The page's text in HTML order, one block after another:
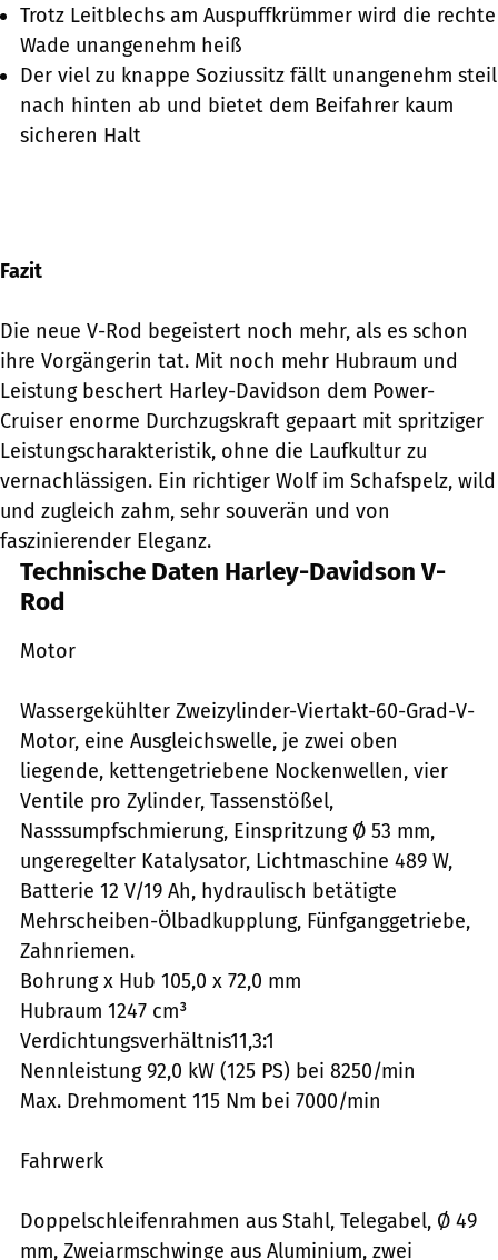
Trotz Leitblechs am Auspuffkrümmer wird die rechte
Wade unangenehm heiß
Der viel zu knappe Soziussitz fällt unangenehm steil
nach hinten ab und bietet dem Beifahrer kaum
sicheren Halt
Fazit
Die neue V-Rod begeistert noch mehr, als es schon
ihre Vorgängerin tat. Mit noch mehr Hubraum und
Leistung beschert Harley-Davidson dem Power-
Cruiser enorme Durchzugskraft gepaart mit spritziger
Leistungscharakteristik, ohne die Laufkultur zu
vernachlässigen. Ein richtiger Wolf im Schafspelz, wild
und zugleich zahm, sehr souverän und von
faszinierender Eleganz.
Technische Daten Harley-Davidson V-
Rod
Motor
Wassergekühlter Zweizylinder-Viertakt-60-Grad-V-
Motor, eine Ausgleichswelle, je zwei oben
liegende, kettengetriebene Nockenwellen, vier
Ventile pro Zylinder, Tassenstößel,
Nasssumpfschmierung, Einspritzung Ø 53 mm,
ungeregelter Katalysator, Lichtmaschine 489 W,
Batterie 12 V/19 Ah, hydraulisch betätigte
Mehrscheiben-Ölbadkupplung, Fünfganggetriebe,
Zahnriemen.
Bohrung x Hub 105,0 x 72,0 mm
Hubraum 1247 cm³
Verdichtungsverhältnis11,3:1
Nennleistung 92,0 kW (125 PS) bei 8250/min
Max. Drehmoment 115 Nm bei 7000/min
Fahrwerk
Doppelschleifenrahmen aus Stahl, Telegabel, Ø 49
mm, Zweiarmschwinge aus Aluminium, zwei